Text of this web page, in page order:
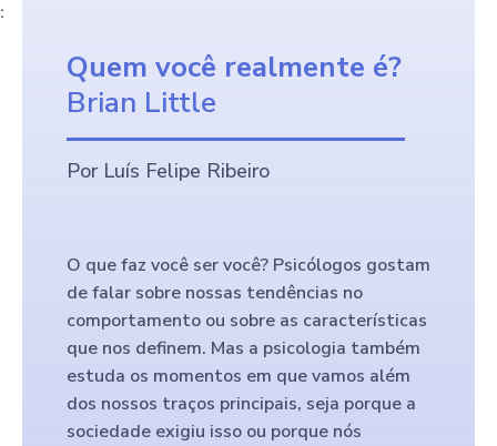
:
Quem você realmente é?
Brian Little
Por Luís Felipe Ribeiro
O que faz você ser você? Psicólogos gostam
de falar sobre nossas tendências no
comportamento ou sobre as características
que nos definem. Mas a psicologia também
estuda os momentos em que vamos além
dos nossos traços principais, seja porque a
sociedade exigiu isso ou porque nós